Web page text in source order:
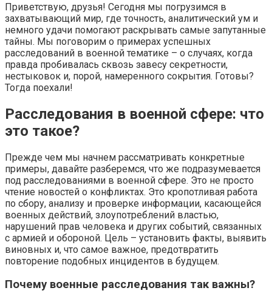
Приветствую, друзья! Сегодня мы погрузимся в
захватывающий мир, где точность, аналитический ум и
немного удачи помогают раскрывать самые запутанные
тайны. Мы поговорим о примерах успешных
расследований в военной тематике – о случаях, когда
правда пробивалась сквозь завесу секретности,
нестыковок и, порой, намеренного сокрытия. Готовы?
Тогда поехали!
Расследования в военной сфере: что
это такое?
Прежде чем мы начнем рассматривать конкретные
примеры, давайте разберемся, что же подразумевается
под расследованиями в военной сфере. Это не просто
чтение новостей о конфликтах. Это кропотливая работа
по сбору, анализу и проверке информации, касающейся
военных действий, злоупотреблений властью,
нарушений прав человека и других событий, связанных
с армией и обороной. Цель – установить факты, выявить
виновных и, что самое важное, предотвратить
повторение подобных инцидентов в будущем.
Почему военные расследования так важны?